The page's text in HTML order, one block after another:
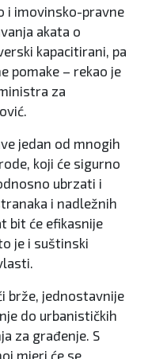
i imovinsko-pravne
akata o
kapacitirani, pa
pomake – rekao je
za
jedan od mnogih
koji će sigurno
ubrzati i
i nadležnih
bit će efikasnije
je i suštinski
brže, jednostavnije
do urbanističkih
za građenje. S
mjeri će se